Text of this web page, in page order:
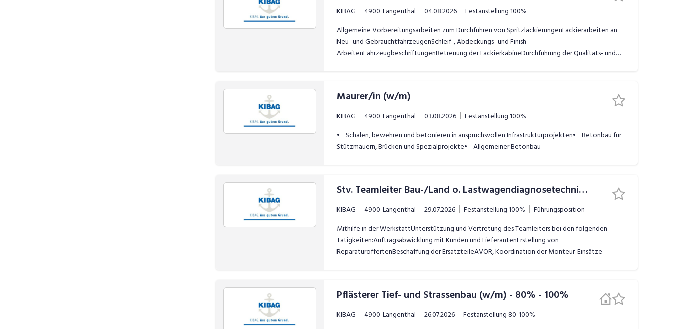
KIBAG 4900 Langenthal 04.08.2026 Festanstellung100%
Allgemeine Vorbereitungsarbeiten zum Durchführen von SpritzlackierungenLackierarbeiten an
Neu- und GebrauchtfahrzeugenSchleif-, Abdeckungs- und Finish-
ArbeitenFahrzeugbeschriftungenBetreuung der LackierkabineDurchführung der Qualitäts- und
Maurer/in (w/m)
KIBAG 4900 Langenthal 03.08.2026 Festanstellung100%
• Schalen, bewehren und betonieren in anspruchsvollen Infrastrukturprojekten• Betonbau für
Stützmauern, Brücken und Spezialprojekte• Allgemeiner Betonbau
Stv. Teamleiter Bau-/Land o. Lastwagendiagnosetechniker (w/m)
KIBAG 4900 Langenthal 29.07.2026 Festanstellung100%
Führungsposition
Mithilfe in der WerkstattUnterstützung und Vertretung des Teamleiters bei den folgenden
Tätigkeiten:Auftragsabwicklung mit Kunden und LieferantenErstellung von
ReparaturoffertenBeschaffung der ErsatzteileAVOR, Koordination der Monteur-Einsätze
Pflästerer Tief- und Strassenbau (w/m) - 80% - 100%
KIBAG 4900 Langenthal 26.07.2026 Festanstellung80-100%